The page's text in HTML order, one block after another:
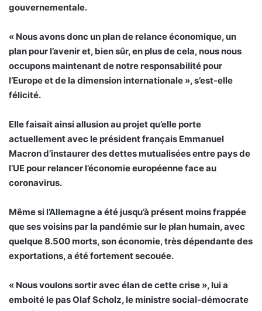
gouvernementale.
« Nous avons donc un plan de relance économique, un
plan pour l’avenir et, bien sûr, en plus de cela, nous nous
occupons maintenant de notre responsabilité pour
l’Europe et de la dimension internationale », s’est-elle
félicité.
Elle faisait ainsi allusion au projet qu’elle porte
actuellement avec le président français Emmanuel
Macron d’instaurer des dettes mutualisées entre pays de
l’UE pour relancer l’économie européenne face au
coronavirus.
Même si l’Allemagne a été jusqu’à présent moins frappée
que ses voisins par la pandémie sur le plan humain, avec
quelque 8.500 morts, son économie, très dépendante des
exportations, a été fortement secouée.
« Nous voulons sortir avec élan de cette crise », lui a
emboité le pas Olaf Scholz, le ministre social-démocrate